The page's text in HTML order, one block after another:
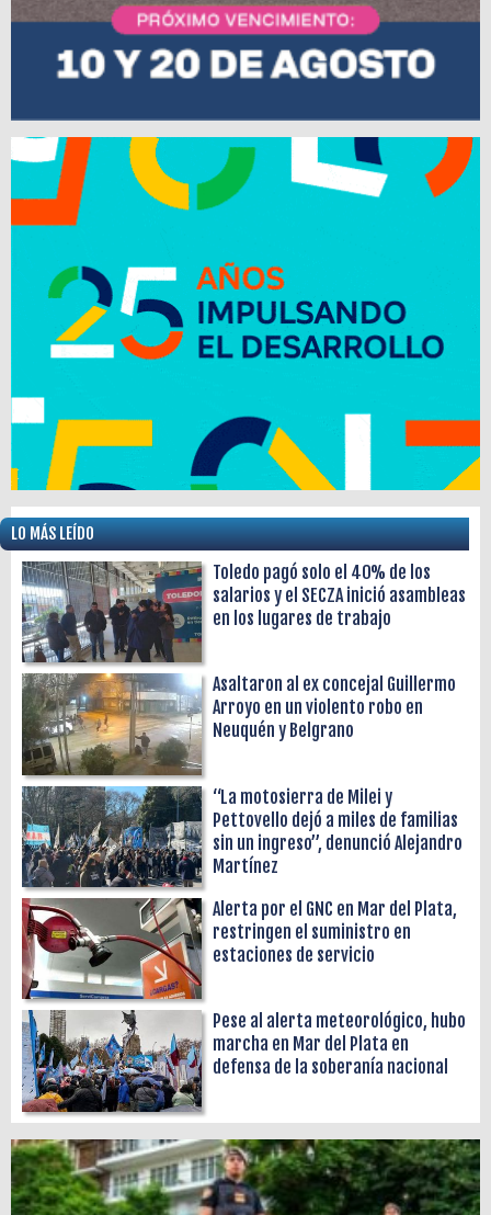
LO MÁS LEÍDO
Toledo pagó solo el 40% de los
salarios y el SECZA inició asambleas
en los lugares de trabajo
Asaltaron al ex concejal Guillermo
Arroyo en un violento robo en
Neuquén y Belgrano
“La motosierra de Milei y
Pettovello dejó a miles de familias
sin un ingreso”, denunció Alejandro
Martínez
Alerta por el GNC en Mar del Plata,
restringen el suministro en
estaciones de servicio
Pese al alerta meteorológico, hubo
marcha en Mar del Plata en
defensa de la soberanía nacional